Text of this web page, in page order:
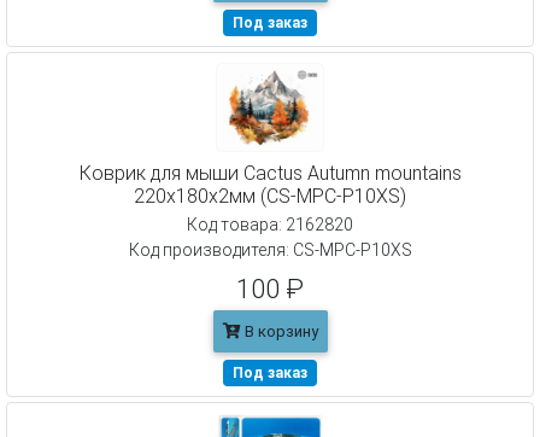
Под заказ
Коврик для мыши Cactus Autumn mountains
220x180x2мм (CS-MPC-P10XS)
Код товара: 2162820
Код производителя: CS-MPC-P10XS
100 ₽
В корзину
Под заказ